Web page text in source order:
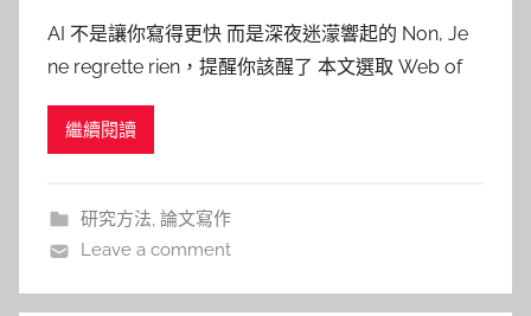
柯
文
AI 不是讓你寫得更快 而是深夜迷濛響起的 Non, Je
ne regrette rien，提醒你該醒了 本文選取 Web of
歸類於「Artificial Intelligence and Adaptive Le
繼續閱讀
研究方法, 論文寫作
Leave a comment